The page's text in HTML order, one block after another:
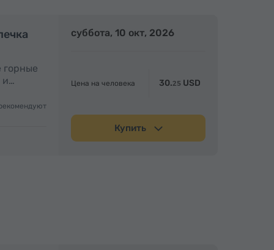
Полдня
горные
и…
суббота, 10 окт, 2026
Цена на человека 30.25 USD
Купить